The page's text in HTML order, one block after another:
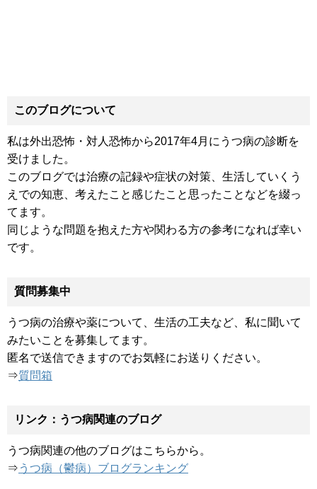
このブログについて
私は外出恐怖・対人恐怖から2017年4月にうつ病の診断を
受けました。
このブログでは治療の記録や症状の対策、生活していくう
えでの知恵、考えたこと感じたこと思ったことなどを綴っ
てます。
同じような問題を抱えた方や関わる方の参考になれば幸い
です。
質問募集中
うつ病の治療や薬について、生活の工夫など、私に聞いて
みたいことを募集してます。
匿名で送信できますのでお気軽にお送りください。
⇒質問箱
リンク：うつ病関連のブログ
うつ病関連の他のブログはこちらから。
⇒ うつ病（鬱病）ブログランキング